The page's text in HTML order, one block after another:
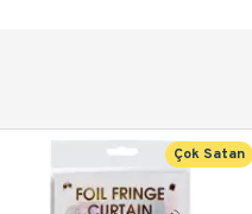
Çok Satan